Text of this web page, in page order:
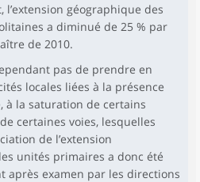
l’extension géographique des
a diminué de 25 % par
de 2010.
pas de prendre en
locales liées à la présence
à la saturation de certains
certaines voies, lesquelles
de l’extension
unités primaires a donc été
après examen par les directions